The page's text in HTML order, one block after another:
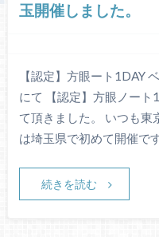
玉開催しました。
【認定】方眼ート1DAY
にて 【認定】方眼ノート
て頂きました。 いつも東
は埼玉県で初めて開催で
続きを読む